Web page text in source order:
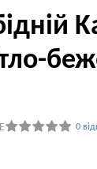
0